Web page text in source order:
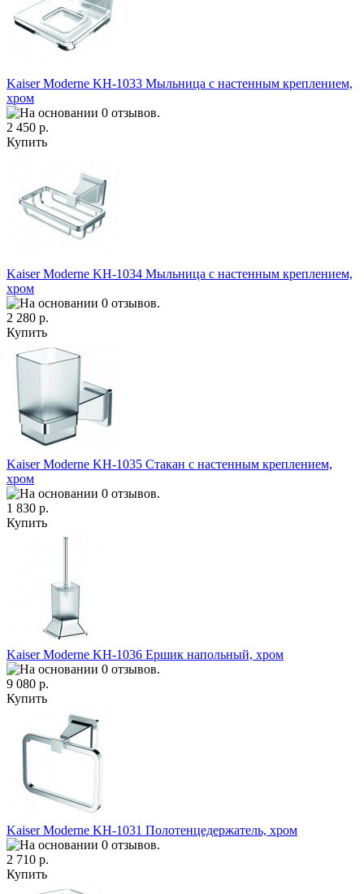
Kaiser Moderne KH-1033 Мыльница с настенным креплением,
хром
2 450 р.
Купить
Kaiser Moderne KH-1034 Мыльница с настенным креплением,
хром
2 280 р.
Купить
Kaiser Moderne KH-1035 Стакан с настенным креплением,
хром
1 830 р.
Купить
Kaiser Moderne KH-1036 Ершик напольный, хром
9 080 р.
Купить
Kaiser Moderne KH-1031 Полотенцедержатель, хром
2 710 р.
Купить